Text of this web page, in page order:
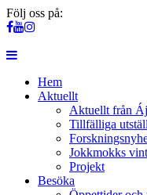
Följ oss på:
Hem
Aktuellt
Aktuellt från
Tillfälliga
Jokkmokks
Projekt
Besöka